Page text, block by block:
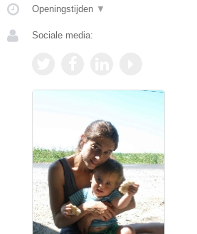
Openingstijden ▼
Sociale media: